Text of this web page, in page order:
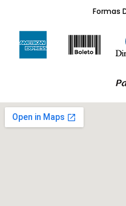
Formas